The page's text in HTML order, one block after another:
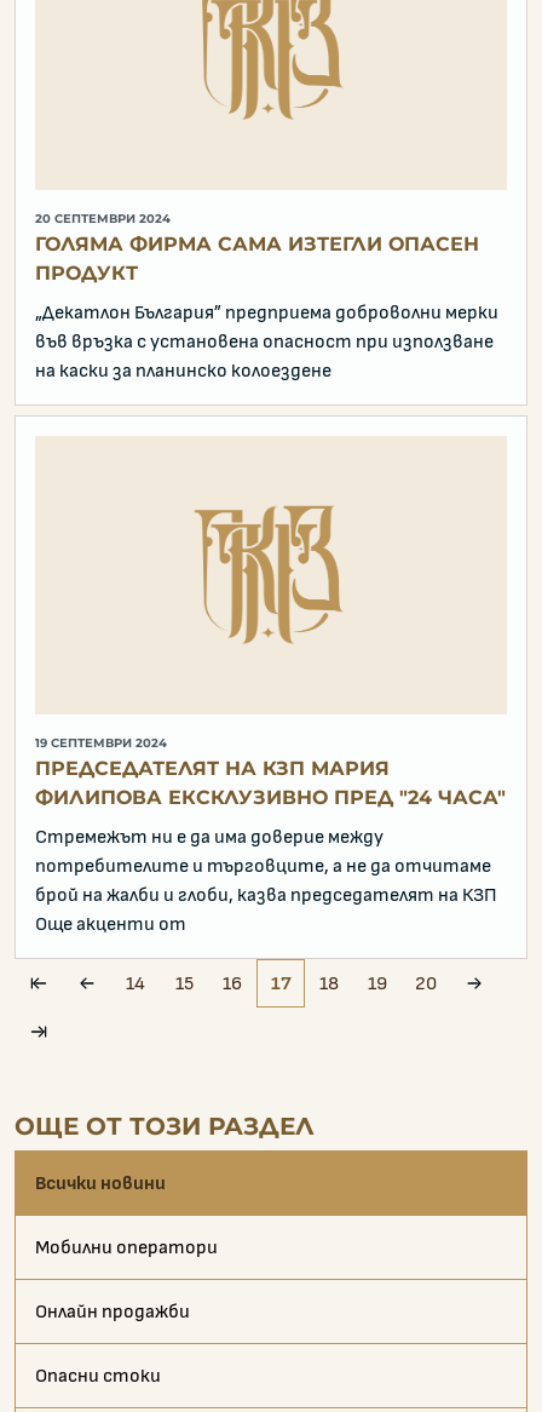
20 СЕПТЕМВРИ 2024
ГОЛЯМА ФИРМА САМА ИЗТЕГЛИ ОПАСЕН
ПРОДУКТ
„Декатлон България” предприема доброволни мерки
във връзка с установена опасност при използване
на каски за планинско колоездене
19 СЕПТЕМВРИ 2024
ПРЕДСЕДАТЕЛЯТ НА КЗП МАРИЯ
ФИЛИПОВА ЕКСКЛУЗИВНО ПРЕД "24 ЧАСА"
Стремежът ни е да има доверие между
потребителите и търговците, а не да отчитаме
брой на жалби и глоби, казва председателят на КЗП
Още акценти от
pagination.first
pagination.prev
14 15 16 17 18 19 20
pagination.laxt
ОЩЕ ОТ ТОЗИ РАЗДЕЛ
Всички новини
Мобилни оператори
Онлайн продажби
Опасни стоки